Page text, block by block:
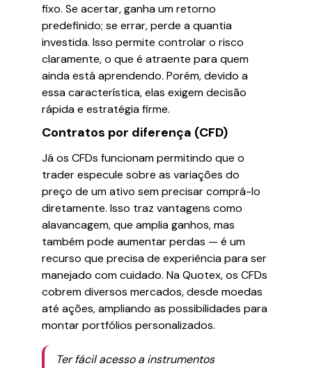
fixo. Se acertar, ganha um retorno
predefinido; se errar, perde a quantia
investida. Isso permite controlar o risco
claramente, o que é atraente para quem
ainda está aprendendo. Porém, devido a
essa característica, elas exigem decisão
rápida e estratégia firme.
Contratos por diferença (CFD)
Já os CFDs funcionam permitindo que o
trader especule sobre as variações do
preço de um ativo sem precisar comprá-lo
diretamente. Isso traz vantagens como
alavancagem, que amplia ganhos, mas
também pode aumentar perdas — é um
recurso que precisa de experiência para ser
manejado com cuidado. Na Quotex, os CFDs
cobrem diversos mercados, desde moedas
até ações, ampliando as possibilidades para
montar portfólios personalizados.
Ter fácil acesso a instrumentos